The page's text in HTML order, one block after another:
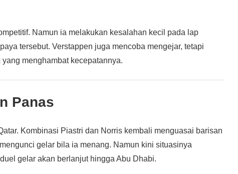
Namun ia melakukan kesalahan kecil pada lap
tersebut. Verstappen juga mencoba mengejar, tetapi
menghambat kecepatannya.
Panas
Kombinasi Piastri dan Norris kembali menguasai barisan
gelar bila ia menang. Namun kini situasinya
gelar akan berlanjut hingga Abu Dhabi.